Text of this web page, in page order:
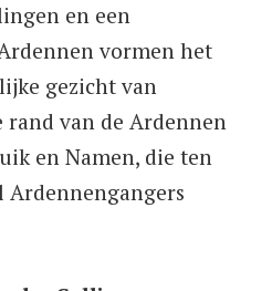
en een
vormen het
gezicht van
rand van de Ardennen
en Namen, die ten
Ardennengangers